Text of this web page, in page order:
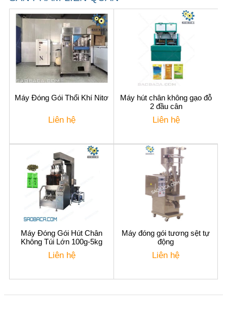
Máy Đóng Gói Thổi Khí Nitơ
Liên hệ
Máy hút chân không gạo đỗ
2 đầu cân
Liên hệ
Máy Đóng Gói Hút Chân
Không Túi Lớn 100g-5kg
Liên hệ
Máy đóng gói tương sệt tự
động
Liên hệ